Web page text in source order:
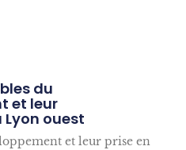
du
et leur
ouest
et leur prise en